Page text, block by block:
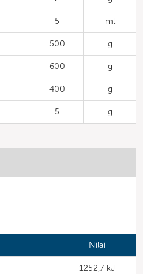
5 ml
500 g
600 g
400 g
5 g
Nilai
1252,7 kJ